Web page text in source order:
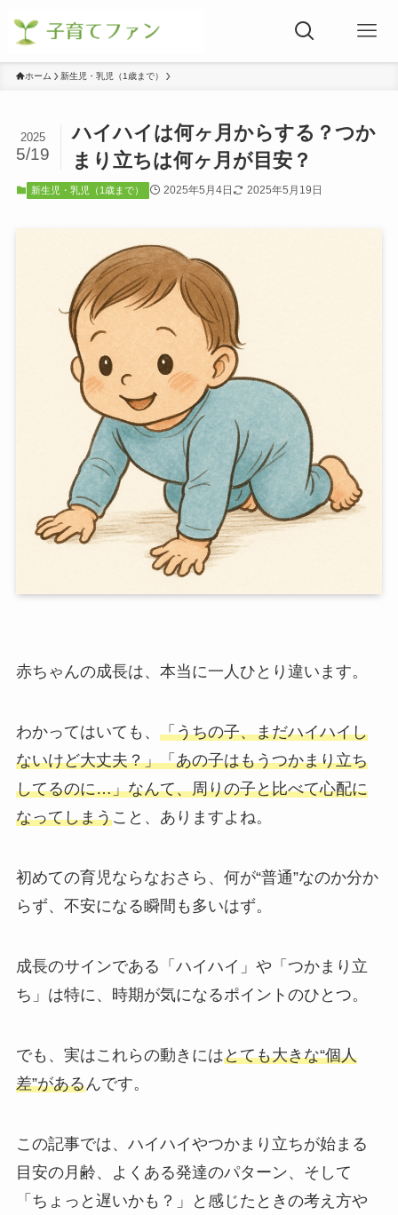
ホーム 新生児・乳児（1歳まで）
ハイハイは何ヶ月からする？つか
まり立ちは何ヶ月が目安？
2025
5/19
新生児・乳児（1歳まで） 2025年5月4日 2025年5月19日
赤ちゃんの成長は、本当に一人ひとり違います。
わかってはいても、 「うちの子、まだハイハイし
ないけど大丈夫？」「あの子はもうつかまり立ち
してるのに…」なんて、周りの子と比べて心配に
なってしまうこと、ありますよね。
初めての育児ならなおさら、何が“普通”なのか分か
らず、不安になる瞬間も多いはず。
成長のサインである「ハイハイ」や「つかまり立
ち」は特に、時期が気になるポイントのひとつ。
でも、実はこれらの動きにはとても大きな“個人
差”があるんです。
この記事では、ハイハイやつかまり立ちが始まる
目安の月齢、よくある発達のパターン、そして
「ちょっと遅いかも？」と感じたときの考え方や